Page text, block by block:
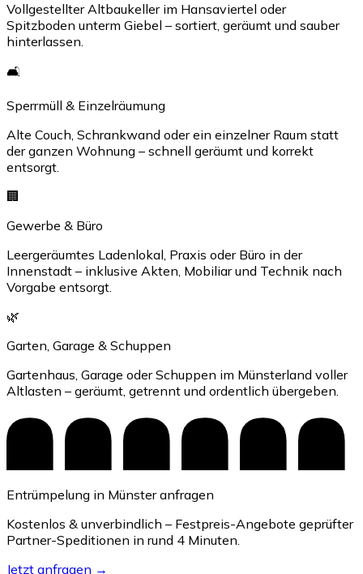
Vollgestellter Altbaukeller im Hansaviertel oder
Spitzboden unterm Giebel – sortiert, geräumt und sauber
hinterlassen.
🛋️
Sperrmüll & Einzelräumung
Alte Couch, Schrankwand oder ein einzelner Raum statt
der ganzen Wohnung – schnell geräumt und korrekt
entsorgt.
🏢
Gewerbe & Büro
Leergeräumtes Ladenlokal, Praxis oder Büro in der
Innenstadt – inklusive Akten, Mobiliar und Technik nach
Vorgabe entsorgt.
🌿
Garten, Garage & Schuppen
Gartenhaus, Garage oder Schuppen im Münsterland voller
Altlasten – geräumt, getrennt und ordentlich übergeben.
Entrümpelung in Münster anfragen
Kostenlos & unverbindlich – Festpreis-Angebote geprüfter
Partner-Speditionen in rund 4 Minuten.
Jetzt anfragen →